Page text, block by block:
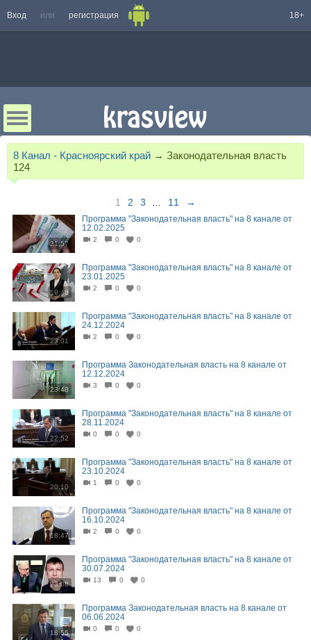
Вход или регистрация 18+
8 Канал - Красноярский край → Законодательная власть
124
1 2 3 11 →
21:57
Программа "Законодательная власть" на 8 канале от
12.02.2025
2 0 0
19:48
Программа "Законодательная власть" на 8 канале от
23.01.2025
2 0 0
23:01
Программа "Законодательная власть" на 8 канале от
24.12.2024
2 0 0
23:48
Программа Законодательная власть на 8 канале от
12.12.2024
3 0 0
22:52
Программа "Законодательная власть" на 8 канале от
28.11.2024
0 0 0
20:10
Программа "Законодательная власть" на 8 канале от
23.10.2024
1 0 0
18:47
Программа "Законодательная власть" на 8 канале от
16.10.2024
2 0 0
23:08
Программа "Законодательная власть" на 8 канале от
30.07.2024
13 0 0
18:55
Программа Законодательная власть на 8 канале от
06.06.2024
0 0 0